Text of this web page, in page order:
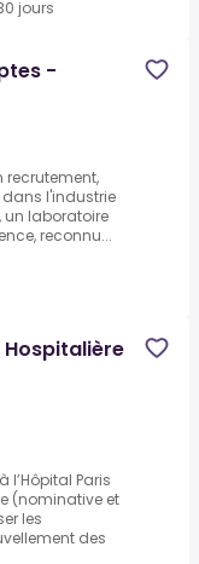
jours
-
recrutement,
l'industrie
un laboratoire
reconnu...
l’Hôpital Paris
(nominative et
les
des